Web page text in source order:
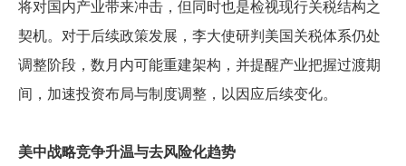
将对国内产业带来冲击，但同时也是检视现行关税结构之
契机。对于后续政策发展，李大使研判美国关税体系仍处
调整阶段，数月内可能重建架构，并提醒产业把握过渡期
间，加速投资布局与制度调整，以因应后续变化。
美中战略竞争升温与去风险化趋势